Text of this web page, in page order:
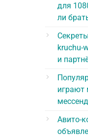
для
ли
kruchu-
и
играют
Авито-